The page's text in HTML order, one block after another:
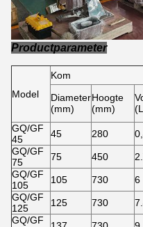
Productparameter
Model
Kom
Diameter
(mm)
Hoogte
(mm)
GQ/GF
45
45 280
GQ/GF
75
75 450
GQ/GF
105
105 730 6
GQ/GF
125
125 730
GQ/GF